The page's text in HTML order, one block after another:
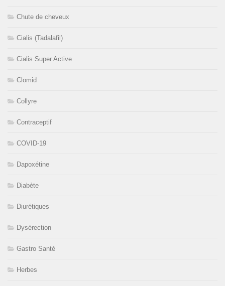
Chute de cheveux
Cialis (Tadalafil)
Cialis Super Active
Clomid
Collyre
Contraceptif
COVID-19
Dapoxétine
Diabète
Diurétiques
Dysérection
Gastro Santé
Herbes